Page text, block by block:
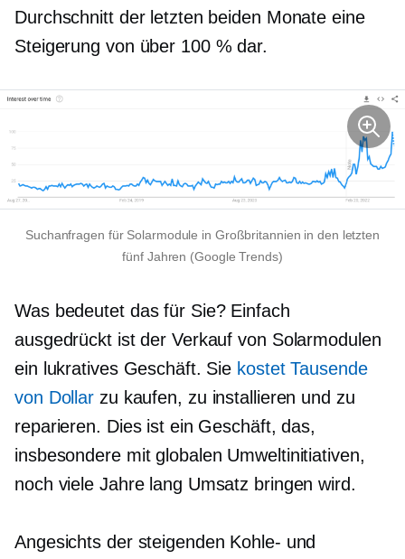
Durchschnitt der letzten beiden Monate eine
Steigerung von über 100 % dar.
Suchanfragen für Solarmodule in Großbritannien in den letzten
fünf Jahren (Google Trends)
Was bedeutet das für Sie? Einfach
ausgedrückt ist der Verkauf von Solarmodulen
ein lukratives Geschäft. Sie kostet Tausende
von Dollar zu kaufen, zu installieren und zu
reparieren. Dies ist ein Geschäft, das,
insbesondere mit globalen Umweltinitiativen,
noch viele Jahre lang Umsatz bringen wird.
Angesichts der steigenden Kohle- und